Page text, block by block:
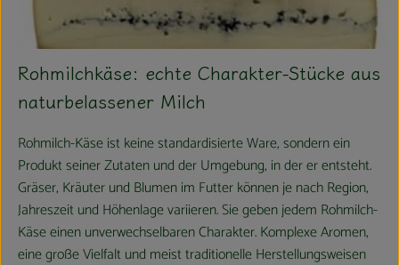
Rohmilchkäse: echte Charakter-Stücke aus
naturbelassener Milch
Rohmilch-Käse ist keine standardisierte Ware, sondern ein
Produkt seiner Zutaten und der Umgebung, in der er entsteht.
Gräser, Kräuter und Blumen im Futter können je nach Region,
Jahreszeit und Höhenlage variieren. Sie geben jedem Rohmilch-
Käse einen unverwechselbaren Charakter. Komplexe Aromen,
eine große Vielfalt und meist traditionelle Herstellungsweisen